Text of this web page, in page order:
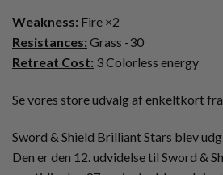
Weakness: Fire ×2
Resistances: Grass -30
Retreat Cost: 3 Colorless energy
Se vores store udvalg af enkeltkort fra
Sword & Shield Brilliant Stars blev
Den er den 12. udvidelse til Sword &